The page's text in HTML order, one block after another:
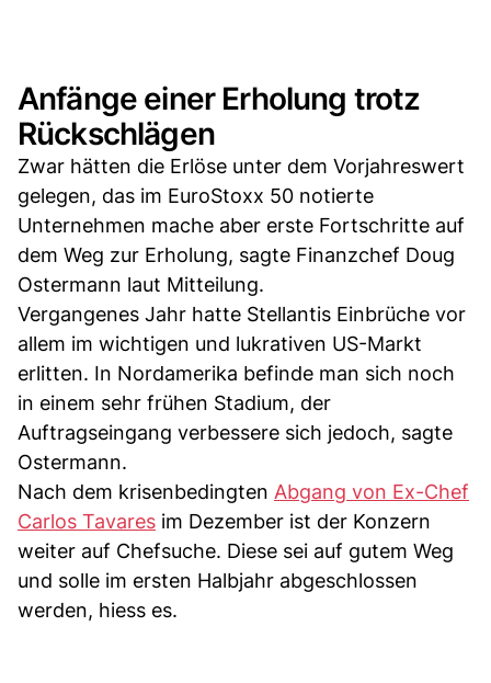
Anfänge einer Erholung trotz
Rückschlägen
Zwar hätten die Erlöse unter dem Vorjahreswert
gelegen, das im EuroStoxx 50 notierte
Unternehmen mache aber erste Fortschritte auf
dem Weg zur Erholung, sagte Finanzchef Doug
Ostermann laut Mitteilung.
Vergangenes Jahr hatte Stellantis Einbrüche vor
allem im wichtigen und lukrativen US-Markt
erlitten. In Nordamerika befinde man sich noch
in einem sehr frühen Stadium, der
Auftragseingang verbessere sich jedoch, sagte
Ostermann.
Nach dem krisenbedingten Abgang von Ex-Chef
Carlos Tavares im Dezember ist der Konzern
weiter auf Chefsuche. Diese sei auf gutem Weg
und solle im ersten Halbjahr abgeschlossen
werden, hiess es.